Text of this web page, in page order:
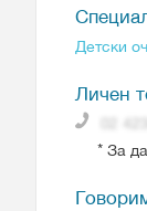
Детски
Личен
* За